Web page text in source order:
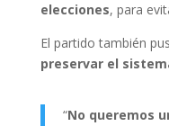
elecciones, para
El partido también
preservar el
“No queremos